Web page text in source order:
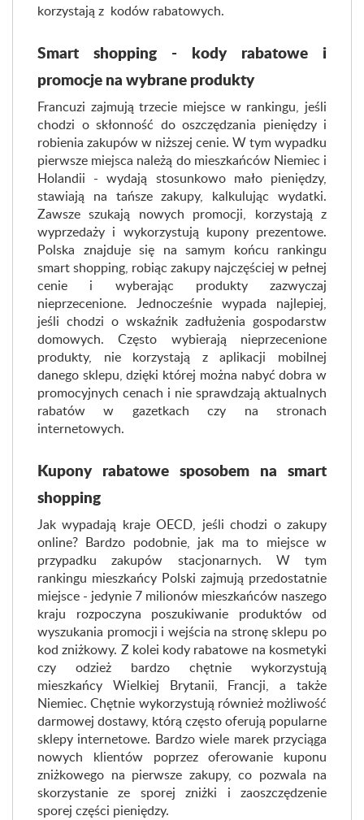
korzystają z kodów rabatowych.
Smart shopping - kody rabatowe i
promocje na wybrane produkty
Francuzi zajmują trzecie miejsce w rankingu, jeśli
chodzi o skłonność do oszczędzania pieniędzy i
robienia zakupów w niższej cenie. W tym wypadku
pierwsze miejsca należą do mieszkańców Niemiec i
Holandii - wydają stosunkowo mało pieniędzy,
stawiają na tańsze zakupy, kalkulując wydatki.
Zawsze szukają nowych promocji, korzystają z
wyprzedaży i wykorzystują kupony prezentowe.
Polska znajduje się na samym końcu rankingu
smart shopping, robiąc zakupy najczęściej w pełnej
cenie i wyberając produkty zazwyczaj
nieprzecenione. Jednocześnie wypada najlepiej,
jeśli chodzi o wskaźnik zadłużenia gospodarstw
domowych. Często wybierają nieprzecenione
produkty, nie korzystają z aplikacji mobilnej
danego sklepu, dzięki której można nabyć dobra w
promocyjnych cenach i nie sprawdzają aktualnych
rabatów w gazetkach czy na stronach
internetowych.
Kupony rabatowe sposobem na smart
shopping
Jak wypadają kraje OECD, jeśli chodzi o zakupy
online? Bardzo podobnie, jak ma to miejsce w
przypadku zakupów stacjonarnych. W tym
rankingu mieszkańcy Polski zajmują przedostatnie
miejsce - jedynie 7 milionów mieszkańców naszego
kraju rozpoczyna poszukiwanie produktów od
wyszukania promocji i wejścia na stronę sklepu po
kod zniżkowy. Z kolei kody rabatowe na kosmetyki
czy odzież bardzo chętnie wykorzystują
mieszkańcy Wielkiej Brytanii, Francji, a także
Niemiec. Chętnie wykorzystują również możliwość
darmowej dostawy, którą często oferują popularne
sklepy internetowe. Bardzo wiele marek przyciąga
nowych klientów poprzez oferowanie kuponu
zniżkowego na pierwsze zakupy, co pozwala na
skorzystanie ze sporej zniżki i zaoszczędzenie
sporej części pieniędzy.